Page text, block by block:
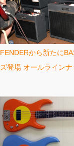
FENDERから新たに
ズ登場 オールライン